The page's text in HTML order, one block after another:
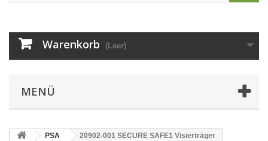
Warenkorb (Leer)
MENÜ
PSA 20902-001 SECURE SAFE1 Visierträger